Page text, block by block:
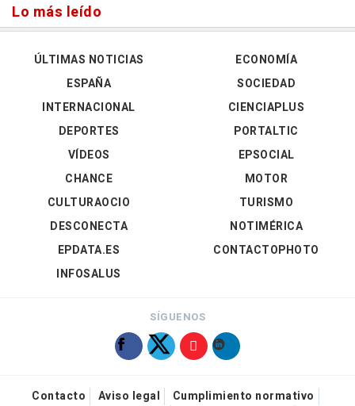
Lo más leído
ÚLTIMAS NOTICIAS
ESPAÑA
INTERNACIONAL
DEPORTES
VÍDEOS
ECONOMÍA
SOCIEDAD
CIENCIAPLUS
PORTALTIC
EPSOCIAL
CHANCE
CULTURAOCIO
DESCONECTA
EPDATA.ES
INFOSALUS
MOTOR
TURISMO
NOTIMÉRICA
CONTACTOPHOTO
SÍGUENOS
Contacto Aviso legal
Cumplimiento normativo